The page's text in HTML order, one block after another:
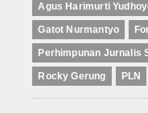
Agus Harimurti
Gatot Nurmantyo
Perhimpunan Jurnalis
Rocky Gerung PLN